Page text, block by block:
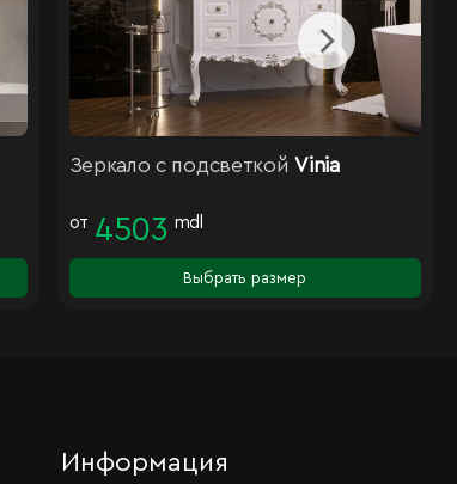
Зеркало с подсветкой Vinia
от 4503 mdl
Выбрать размер
Информация